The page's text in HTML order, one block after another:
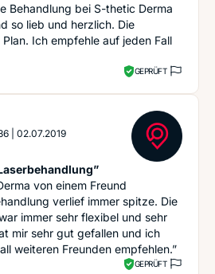
Behandlung bei S-thetic Derma
so lieb und herzlich. Die
Ich empfehle auf jeden Fall
GEPRÜFT
02.07.2019
von einem Freund
verlief immer spitze. Die
immer sehr flexibel und sehr
mir sehr gut gefallen und ich
weiteren Freunden empfehlen.”
GEPRÜFT